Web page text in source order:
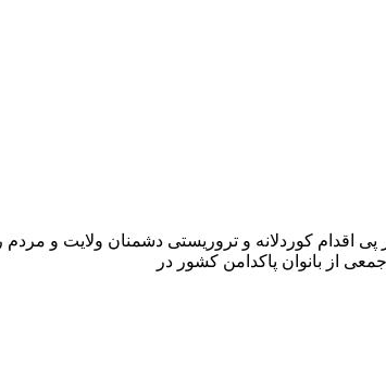
کوردلانه و تروریستی دشمنان ولایت و مردم
از بانوان پاکدامن کشور در